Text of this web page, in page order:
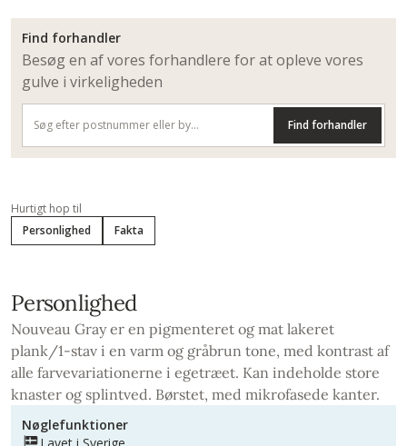
Find forhandler
Besøg en af vores forhandlere for at opleve vores
gulve i virkeligheden
Find forhandler
Hurtigt hop til
Personlighed
Fakta
Personlighed
Nouveau Gray er en pigmenteret og mat lakeret
plank/1-stav i en varm og gråbrun tone, med kontrast af
alle farvevariationerne i egetræet. Kan indeholde store
knaster og splintved. Børstet, med mikrofasede kanter.
Nøglefunktioner